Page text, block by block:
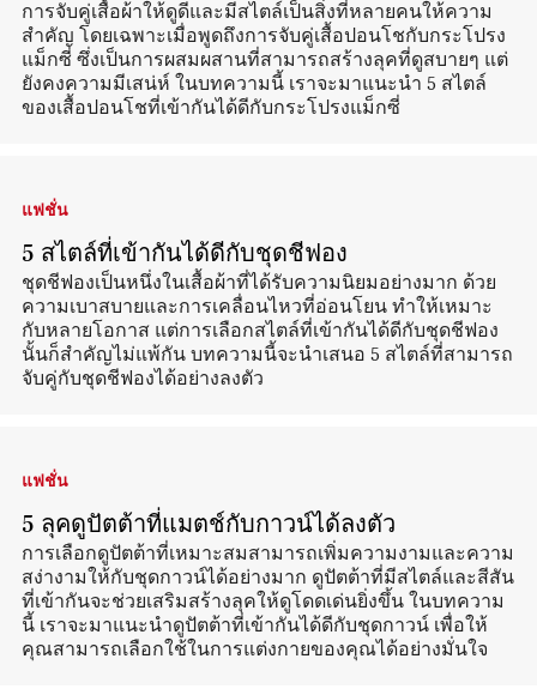
การจับคู่เสื้อผ้าให้ดูดีและมีสไตล์เป็นสิ่งที่หลายคนให้ความ
สำคัญ โดยเฉพาะเมื่อพูดถึงการจับคู่เสื้อปอนโชกับกระโปรง
แม็กซี่ ซึ่งเป็นการผสมผสานที่สามารถสร้างลุคที่ดูสบายๆ แต่
ยังคงความมีเสน่ห์ ในบทความนี้ เราจะมาแนะนำ 5 สไตล์
ของเสื้อปอนโชที่เข้ากันได้ดีกับกระโปรงแม็กซี่
แฟชั่น
5 สไตล์ที่เข้ากันได้ดีกับชุดชีฟอง
ชุดชีฟองเป็นหนึ่งในเสื้อผ้าที่ได้รับความนิยมอย่างมาก ด้วย
ความเบาสบายและการเคลื่อนไหวที่อ่อนโยน ทำให้เหมาะ
กับหลายโอกาส แต่การเลือกสไตล์ที่เข้ากันได้ดีกับชุดชีฟอง
นั้นก็สำคัญไม่แพ้กัน บทความนี้จะนำเสนอ 5 สไตล์ที่สามารถ
จับคู่กับชุดชีฟองได้อย่างลงตัว
แฟชั่น
5 ลุคดูปัตต้าที่แมตช์กับกาวน์ได้ลงตัว
การเลือกดูปัตต้าที่เหมาะสมสามารถเพิ่มความงามและความ
สง่างามให้กับชุดกาวน์ได้อย่างมาก ดูปัตต้าที่มีสไตล์และสีสัน
ที่เข้ากันจะช่วยเสริมสร้างลุคให้ดูโดดเด่นยิ่งขึ้น ในบทความ
นี้ เราจะมาแนะนำดูปัตต้าที่เข้ากันได้ดีกับชุดกาวน์ เพื่อให้
คุณสามารถเลือกใช้ในการแต่งกายของคุณได้อย่างมั่นใจ